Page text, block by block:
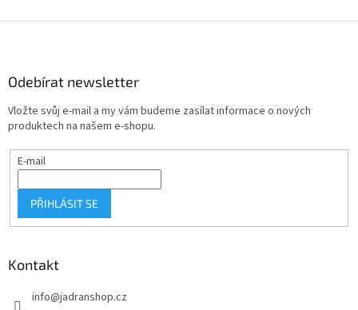
Odebírat newsletter
Vložte svůj e-mail a my vám budeme zasílat informace o nových
produktech na našem e-shopu.
E-mail
PŘIHLÁSIT SE
Kontakt
info@jadranshop.cz